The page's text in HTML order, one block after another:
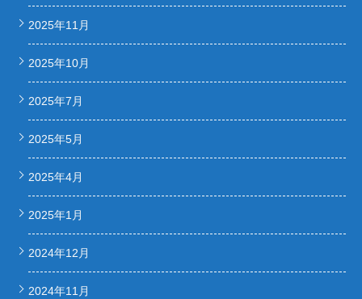
2025年11月
2025年10月
2025年7月
2025年5月
2025年4月
2025年1月
2024年12月
2024年11月